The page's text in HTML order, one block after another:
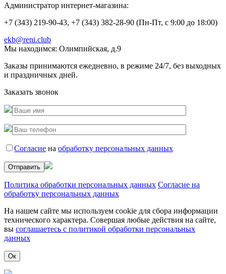
Администратор интернет-магазина:
+7 (343) 219-90-43, +7 (343) 382-28-90 (Пн-Пт, с 9:00 до 18:00)
ekb@reni.club
Мы находимся: Олимпийская, д.9
Заказы принимаются ежедневно, в режиме 24/7, без выходных
и праздничных дней.
Заказать звонок
Согласие на обработку персональных данных
Политика обработки персональных данных Согласие на
обработку персональных данных
На нашем сайте мы используем cookie для сбора информации
технического характера. Совершая любые действия на сайте,
вы соглашаетесь с политикой обработки персональных
данных
Ок